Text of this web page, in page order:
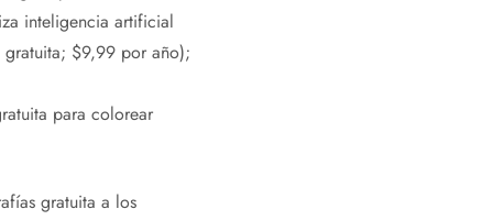
inteligencia artificial
$9,99 por año);
para colorear
gratuita a los